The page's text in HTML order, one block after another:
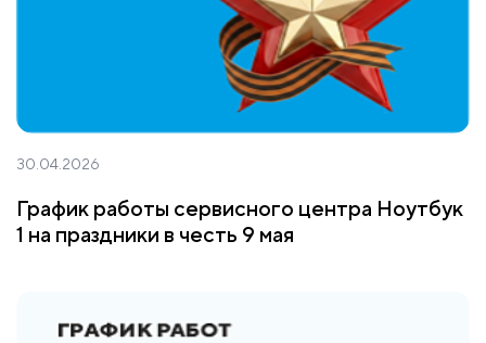
30.04.2026
График работы сервисного центра Ноутбук
1 на праздники в честь 9 мая